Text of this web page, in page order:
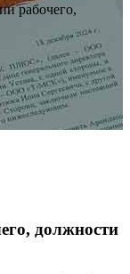
рабочего,
должности